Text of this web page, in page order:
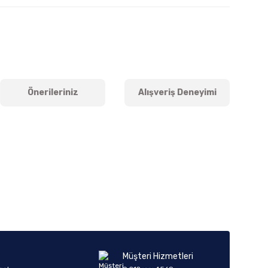
Önerileriniz Alışveriş Deneyimi
Müşteri Hizmetleri